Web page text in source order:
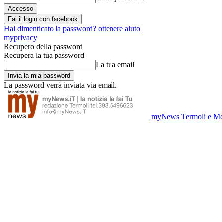
Fai il login con facebook
Hai dimenticato la password? ottenere aiuto
myprivacy
Recupero della password
Recupera la tua password
La tua email
La password verrà inviata via email.
myNews Termoli e